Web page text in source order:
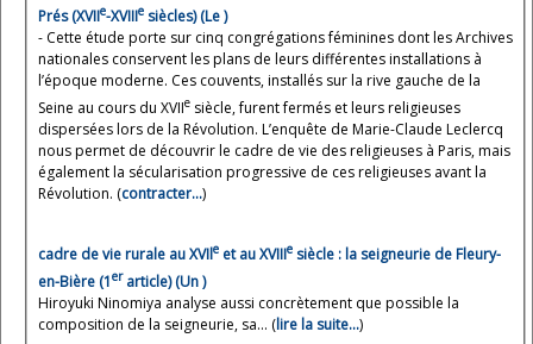
Prés (XVIIe-XVIIIe siècles) (Le )
- Cette étude porte sur cinq congrégations féminines dont les Archives
nationales conservent les plans de leurs différentes installations à
l’époque moderne. Ces couvents, installés sur la rive gauche de la
Seine au cours du XVIIe siècle, furent fermés et leurs religieuses
dispersées lors de la Révolution. L’enquête de Marie-Claude Leclercq
nous permet de découvrir le cadre de vie des religieuses à Paris, mais
également la sécularisation progressive de ces religieuses avant la
Révolution. (contracter…)
cadre de vie rurale au XVIle et au XVIIIe siècle : la seigneurie de Fleury-
en-Bière (1erarticle) (Un )
Hiroyuki Ninomiya analyse aussi concrètement que possible la
composition de la seigneurie, sa... (lire la suite…)